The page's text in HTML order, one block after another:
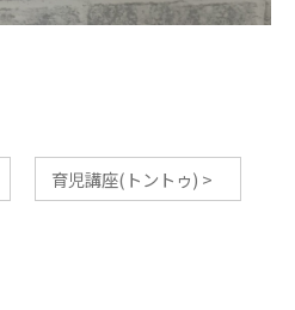
育児講座(トントゥ) >